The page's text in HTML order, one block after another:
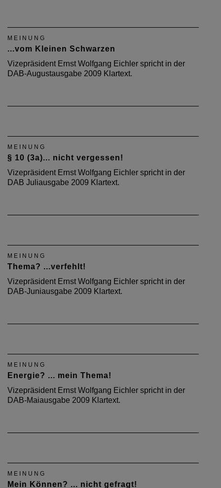
MEINUNG
...vom Kleinen Schwarzen
Vizepräsident Ernst Wolfgang Eichler spricht in der
DAB-Augustausgabe 2009 Klartext.
MEINUNG
§ 10 (3a)... nicht vergessen!
Vizepräsident Ernst Wolfgang Eichler spricht in der
DAB Juliausgabe 2009 Klartext.
MEINUNG
Thema? ...verfehlt!
Vizepräsident Ernst Wolfgang Eichler spricht in der
DAB-Juniausgabe 2009 Klartext.
MEINUNG
Energie? ... mein Thema!
Vizepräsident Ernst Wolfgang Eichler spricht in der
DAB-Maiausgabe 2009 Klartext.
MEINUNG
Mein Können? ... nicht gefragt!